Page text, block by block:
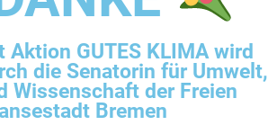
Aktion GUTES KLIMA wird
die Senatorin für Umwelt,
Wissenschaft der Freien
Bremen